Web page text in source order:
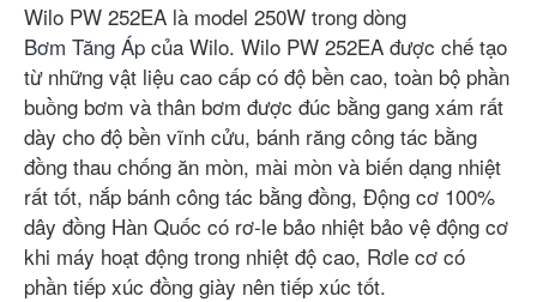
Wilo PW 252EA là model 250W trong dòng
Bơm Tăng Áp của Wilo. Wilo PW 252EA được chế tạo
từ những vật liệu cao cấp có độ bền cao, toàn bộ phần
buồng bơm và thân bơm được đúc bằng gang xám rất
dày cho độ bền vĩnh cửu, bánh răng công tác bằng
đồng thau chống ăn mòn, mài mòn và biến dạng nhiệt
rất tốt, nắp bánh công tác bằng đồng, Động cơ 100%
dây đồng Hàn Quốc có rơ-le bảo nhiệt bảo vệ động cơ
khi máy hoạt động trong nhiệt độ cao, Rơle cơ có
phần tiếp xúc đồng giày nên tiếp xúc tốt.